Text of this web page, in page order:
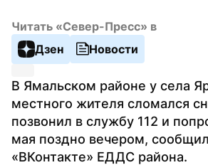
Читать «Север-Пресс» в
Дзен
Новости
В Ямальском районе у села
местного жителя сломался
позвонил в службу 112 и
мая поздно вечером,
«ВКонтакте» ЕДДС района.